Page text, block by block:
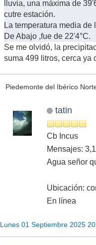
lluvia, una máxima de
cutre estación.
La temperatura media
De Abajo ,fue de 22'4°C.
Se me olvidó, la
suma 499 litros, cerca ya
Piedemonte del Ibérico
tatin
Cb Incus
Mensajes:
Agua señor
Ubicación:
En línea
Lunes 01 Septiembre 2025